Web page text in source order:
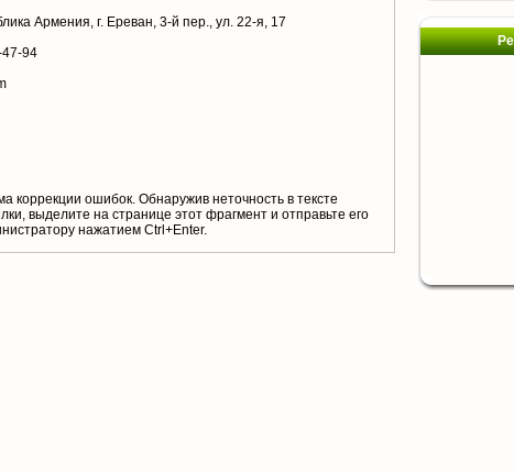
Армения, г. Ереван, 3-й пер., ул. 22-я, 17
94
коррекции ошибок. Обнаружив неточность в тексте
выделите на странице этот фрагмент и отправьте его
нажатием Ctrl+Enter.